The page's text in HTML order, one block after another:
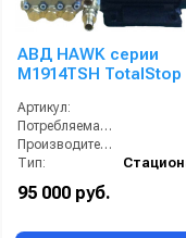
АВД HAWK серии
M1914TSH TotalStop
Артикул:
Потребляемая мощность (кВт):
Производительность (л/ч):
Тип:
Страна-производитель:
Рабочее давление (бар):
95 000 руб.